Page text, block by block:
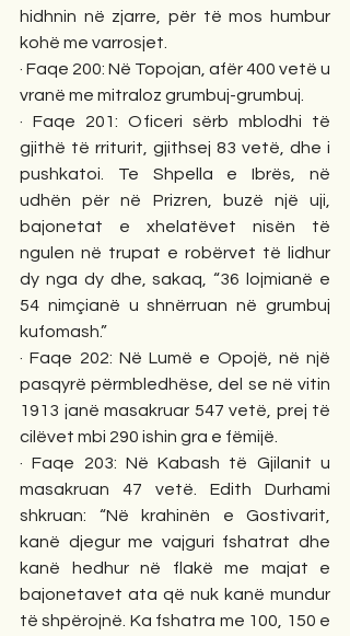
hidhnin në zjarre, për të mos humbur
kohë me varrosjet.
· Faqe 200: Në Topojan, afër 400 vetë u
vranë me mitraloz grumbuj-grumbuj.
· Faqe 201: Oficeri sërb mblodhi të
gjithë të rriturit, gjithsej 83 vetë, dhe i
pushkatoi. Te Shpella e Ibrës, në
udhën për në Prizren, buzë një uji,
bajonetat e xhelatëvet nisën të
ngulen në trupat e robërvet të lidhur
dy nga dy dhe, sakaq, “36 lojmianë e
54 nimçianë u shnërruan në grumbuj
kufomash.”
· Faqe 202: Në Lumë e Opojë, në një
pasqyrë përmbledhëse, del se në vitin
1913 janë masakruar 547 vetë, prej të
cilëvet mbi 290 ishin gra e fëmijë.
· Faqe 203: Në Kabash të Gjilanit u
masakruan 47 vetë. Edith Durhami
shkruan: “Në krahinën e Gostivarit,
kanë djegur me vajguri fshatrat dhe
kanë hedhur në flakë me majat e
bajonetavet ata që nuk kanë mundur
të shpërojnë. Ka fshatra me 100, 150 e